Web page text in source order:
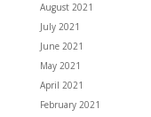
August 2021
July 2021
June 2021
May 2021
April 2021
February 2021